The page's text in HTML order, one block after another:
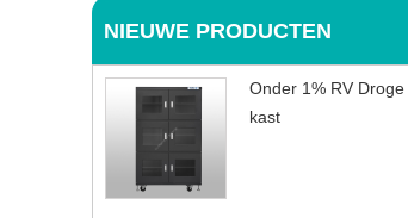
NIEUWE PRODUCTEN
Onder 1% RV Droge
kast